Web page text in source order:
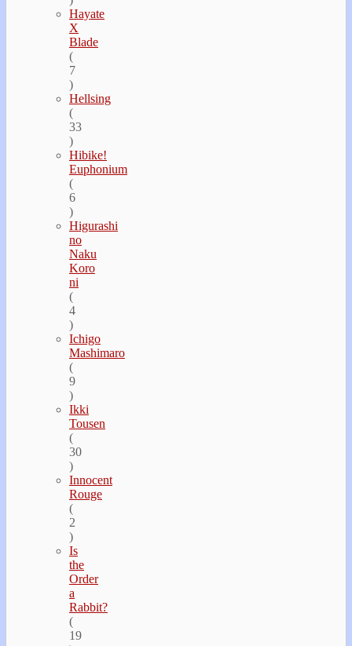
Hayate
Х
Blade
(
7
)
Hellsing
(
33
)
Hibike!
Euphonium
(
6
)
Higurashi
no
Naku
Koro
ni
(
4
)
Ichigo
Mashimaro
(
9
)
Ikki
Tousen
(
30
)
Innocent
Rouge
(
2
)
Is
the
Order
a
Rabbit?
(
19